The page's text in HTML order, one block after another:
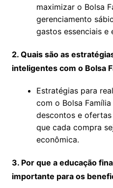
maximizar o Bolsa
gerenciamento
gastos essenciais e
2. Quais são as
inteligentes com o Bolsa
Estratégias para
com o Bolsa
descontos e
que cada compra
econômica.
3. Por que a educação
importante para os